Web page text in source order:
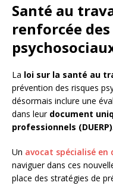
Santé au
renforcée
La loi sur la santé au
prévention des risques
désormais inclure une
dans leur document
professionnels (DUERP).
Un avocat spécialisé
naviguer dans ces
place des stratégies de